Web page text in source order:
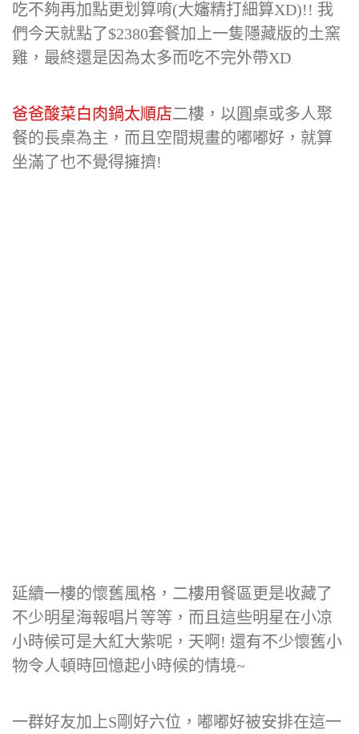
吃不夠再加點更划算唷(大嬸精打細算XD)!! 我
們今天就點了$2380套餐加上一隻隱藏版的土窯
雞，最終還是因為太多而吃不完外帶XD
爸爸酸菜白肉鍋太順店二樓，以圓桌或多人聚
餐的長桌為主，而且空間規畫的嘟嘟好，就算
坐滿了也不覺得擁擠!
延續一樓的懷舊風格，二樓用餐區更是收藏了
不少明星海報唱片等等，而且這些明星在小凉
小時候可是大紅大紫呢，天啊! 還有不少懷舊小
物令人頓時回憶起小時候的情境~
一群好友加上S剛好六位，嘟嘟好被安排在這一